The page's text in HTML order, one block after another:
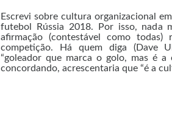
Escrevi sobre cultura organizacional
futebol Rússia 2018. Por isso, nada
afirmação (contestável como
competição. Há quem diga (Dave
“goleador que marca o golo, mas é a
concordando, acrescentaria que “é a